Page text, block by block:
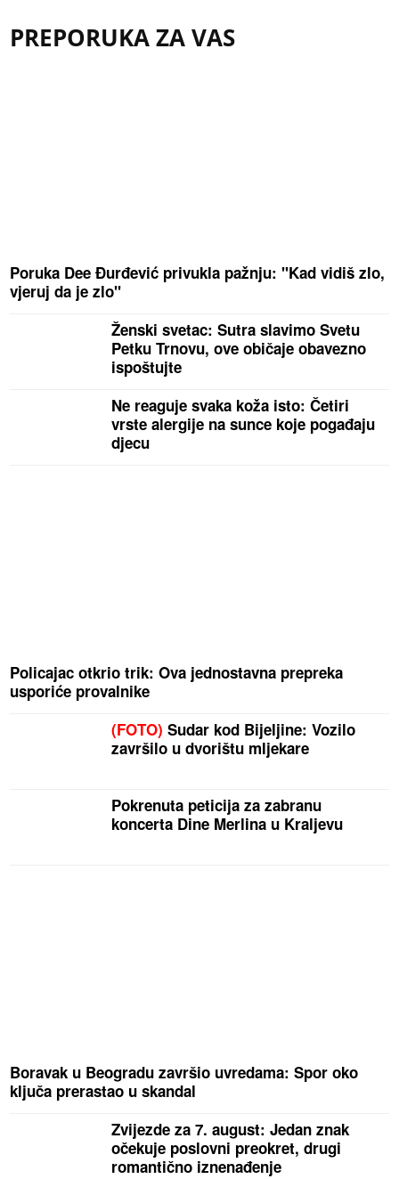
PREPORUKA ZA VAS
Poruka Dee Đurđević privukla pažnju: "Kad vidiš zlo,
vjeruj da je zlo"
Ženski svetac: Sutra slavimo Svetu
Petku Trnovu, ove običaje obavezno
ispoštujte
Ne reaguje svaka koža isto: Četiri
vrste alergije na sunce koje pogađaju
djecu
Policajac otkrio trik: Ova jednostavna prepreka
usporiće provalnike
(FOTO) Sudar kod Bijeljine: Vozilo
završilo u dvorištu mljekare
Pokrenuta peticija za zabranu
koncerta Dine Merlina u Kraljevu
Boravak u Beogradu završio uvredama: Spor oko
ključa prerastao u skandal
Zvijezde za 7. august: Jedan znak
očekuje poslovni preokret, drugi
romantično iznenađenje